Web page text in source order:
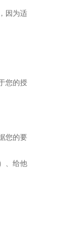
因为适
您的授
您的要
、给他